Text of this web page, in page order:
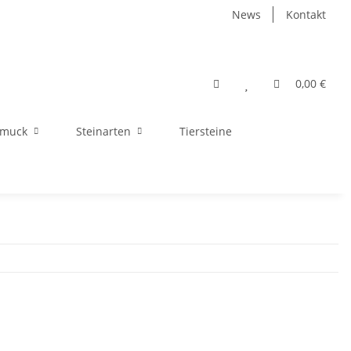
News Kontakt
0,00 €
Steinarten Tiersteine